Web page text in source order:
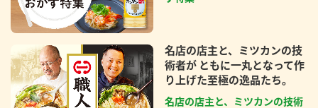
名店の店主と、ミツカンの技
術者が ともに一丸となって作
り上げた至極の逸品たち。
名店の店主と、ミツカンの技術